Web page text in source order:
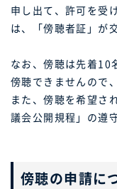
申し出て、許可を受
は、「傍聴者証」が
なお、傍聴は先着10
傍聴できませんので
また、傍聴を希望さ
議会公開規程」の遵
傍聴の申請に